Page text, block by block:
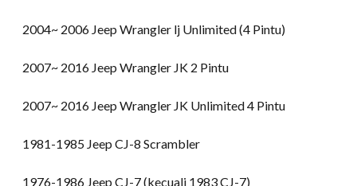
2004~ 2006 Jeep Wrangler lj Unlimited (4 Pintu)
2007~ 2016 Jeep Wrangler JK 2 Pintu
2007~ 2016 Jeep Wrangler JK Unlimited 4 Pintu
1981-1985 Jeep CJ-8 Scrambler
1976-1986 Jeep CJ-7 (kecuali 1983 CJ-7)